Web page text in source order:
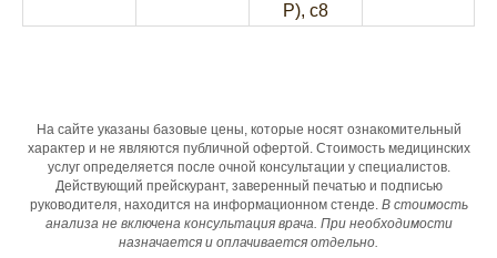
P), c8
На сайте указаны базовые цены, которые носят ознакомительный
характер и не являются публичной офертой. Стоимость медицинских
услуг определяется после очной консультации у специалистов.
Действующий прейскурант, заверенный печатью и подписью
руководителя, находится на информационном стенде. В стоимость
анализа не включена консультация врача. При необходимости
назначается и оплачивается отдельно.